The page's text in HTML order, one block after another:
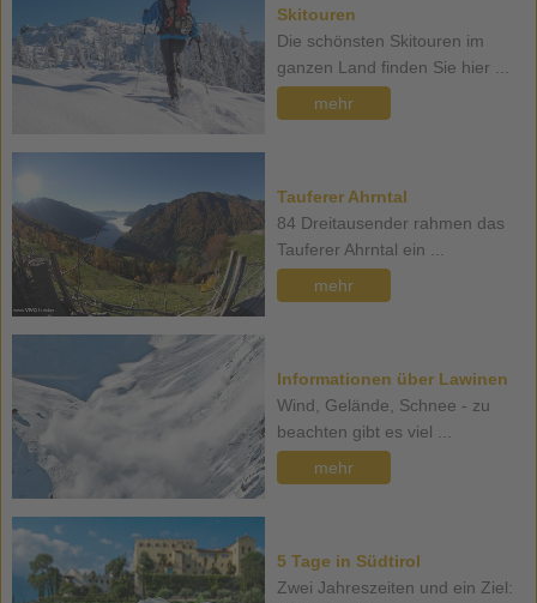
Skitouren
Die schönsten Skitouren im
ganzen Land finden Sie hier ...
mehr
Tauferer Ahrntal
84 Dreitausender rahmen das
Tauferer Ahrntal ein ...
mehr
Informationen über Lawinen
Wind, Gelände, Schnee - zu
beachten gibt es viel ...
mehr
5 Tage in Südtirol
Zwei Jahreszeiten und ein Ziel: